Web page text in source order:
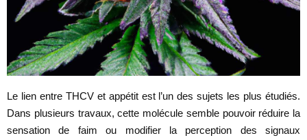
Le lien entre THCV et appétit est l’un des sujets les plus étudiés.
Dans plusieurs travaux, cette molécule semble pouvoir réduire la
sensation de faim ou modifier la perception des signaux